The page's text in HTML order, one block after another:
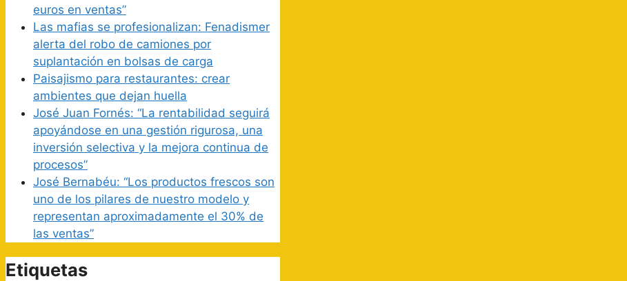
euros en ventas”
Las mafias se profesionalizan: Fenadismer
alerta del robo de camiones por
suplantación en bolsas de carga
Paisajismo para restaurantes: crear
ambientes que dejan huella
José Juan Fornés: “La rentabilidad seguirá
apoyándose en una gestión rigurosa, una
inversión selectiva y la mejora continua de
procesos”
José Bernabéu: “Los productos frescos son
uno de los pilares de nuestro modelo y
representan aproximadamente el 30% de
las ventas”
Etiquetas